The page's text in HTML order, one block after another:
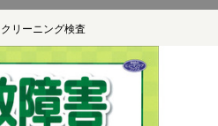
リーニング検査